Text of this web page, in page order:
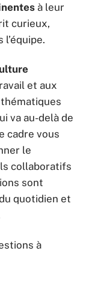
à leur
curieux,
et aux
va au-delà de
cadre vous
le
collaboratifs
sont
quotidien et
à